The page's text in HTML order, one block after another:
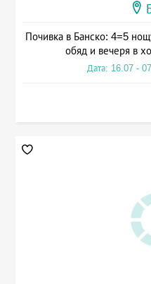
Почивка в Банско: 4=5
обяд и вечеря в
Дата: 16.07 -